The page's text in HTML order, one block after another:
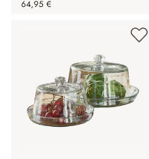
64,95 €